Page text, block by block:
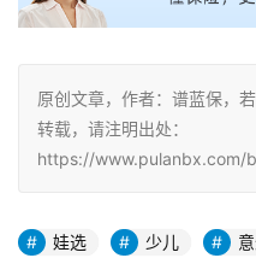
原创文章，作者：谱蓝保，
转载，请注明出处：
https://www.pulanbx.com/
娃选 少儿